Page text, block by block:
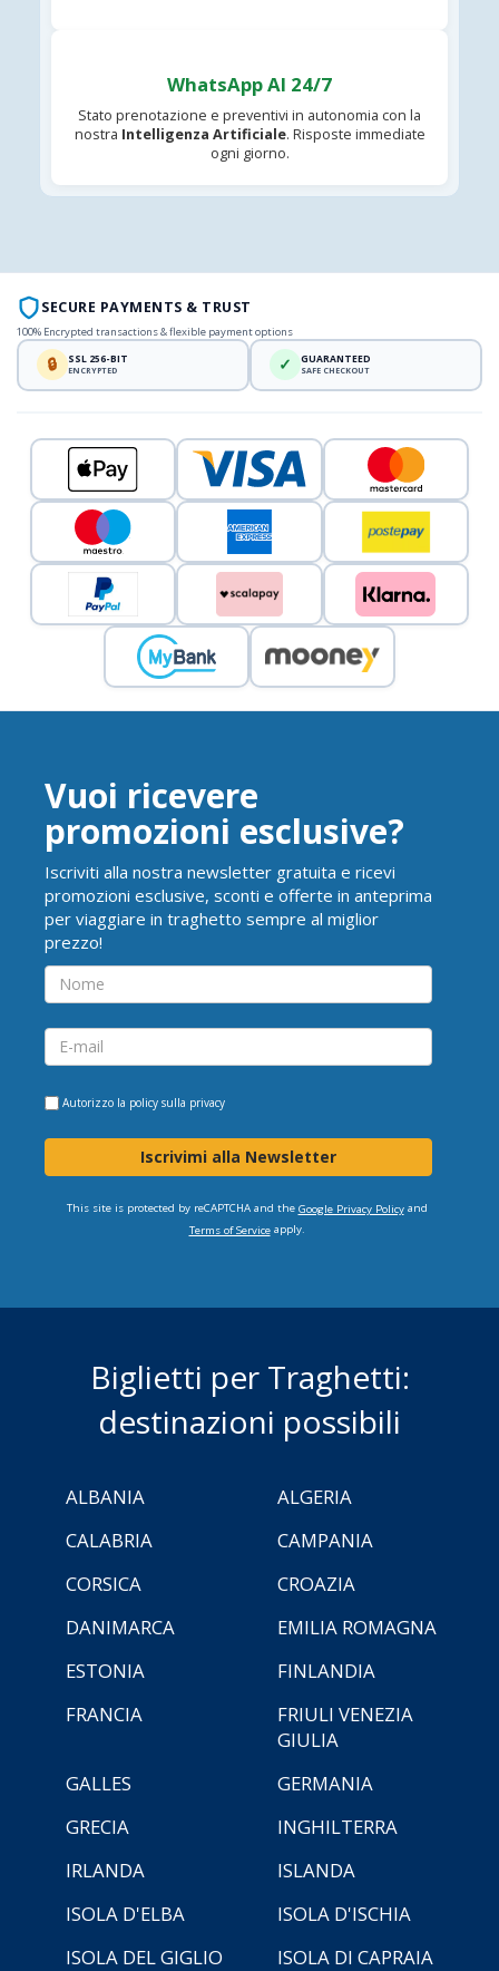
WhatsApp AI 24/7
Stato prenotazione e preventivi in autonomia con la
nostra Intelligenza Artificiale. Risposte immediate
ogni giorno.
SECURE PAYMENTS & TRUST
100% Encrypted transactions & flexible payment options
🔒 SSL 256-BIT
ENCRYPTED ✓ GUARANTEED
SAFE CHECKOUT
Vuoi ricevere
promozioni esclusive?
Iscriviti alla nostra newsletter gratuita e ricevi
promozioni esclusive, sconti e offerte in anteprima
per viaggiare in traghetto sempre al miglior
prezzo!
Autorizzo la policy sulla privacy
Iscrivimi alla Newsletter
This site is protected by reCAPTCHA and the Google Privacy Policyand
Terms of Serviceapply.
Biglietti per Traghetti:
destinazioni possibili
ALBANIA
ALGERIA
CALABRIA
CAMPANIA
CORSICA
CROAZIA
DANIMARCA
EMILIA ROMAGNA
ESTONIA
FINLANDIA
FRANCIA
FRIULI VENEZIA
GIULIA
GALLES
GERMANIA
GRECIA
INGHILTERRA
IRLANDA
ISLANDA
ISOLA D'ELBA
ISOLA D'ISCHIA
ISOLA DEL GIGLIO
ISOLA DI CAPRAIA